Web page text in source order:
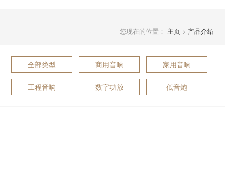
您现在的位置： 主页> 产品介绍
全部类型 商用音响 家用音响
工程音响 数字功放 低音炮